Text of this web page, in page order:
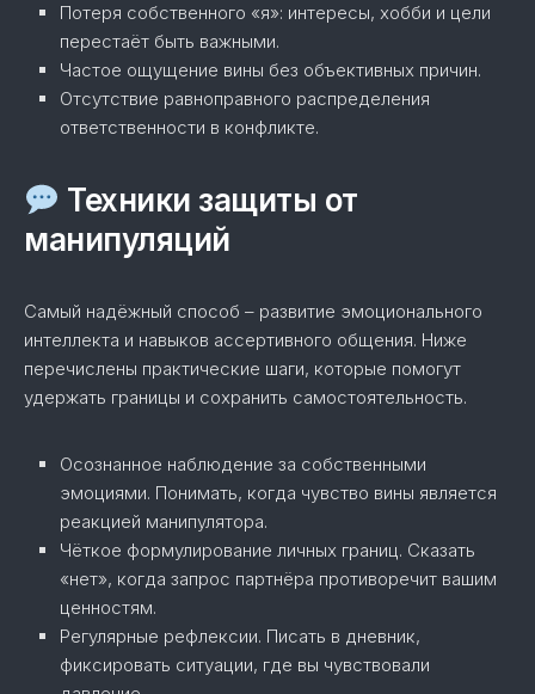
Потеря собственного «я»: интересы, хобби и цели
перестаёт быть важными.
Частое ощущение вины без объективных причин.
Отсутствие равноправного распределения
ответственности в конфликте.
Техники защиты от
манипуляций
Самый надёжный способ – развитие эмоционального
интеллекта и навыков ассертивного общения. Ниже
перечислены практические шаги, которые помогут
удержать границы и сохранить самостоятельность.
Осознанное наблюдение за собственными
эмоциями. Понимать, когда чувство вины является
реакцией манипулятора.
Чёткое формулирование личных границ. Сказать
«нет», когда запрос партнёра противоречит вашим
ценностям.
Регулярные рефлексии. Писать в дневник,
фиксировать ситуации, где вы чувствовали